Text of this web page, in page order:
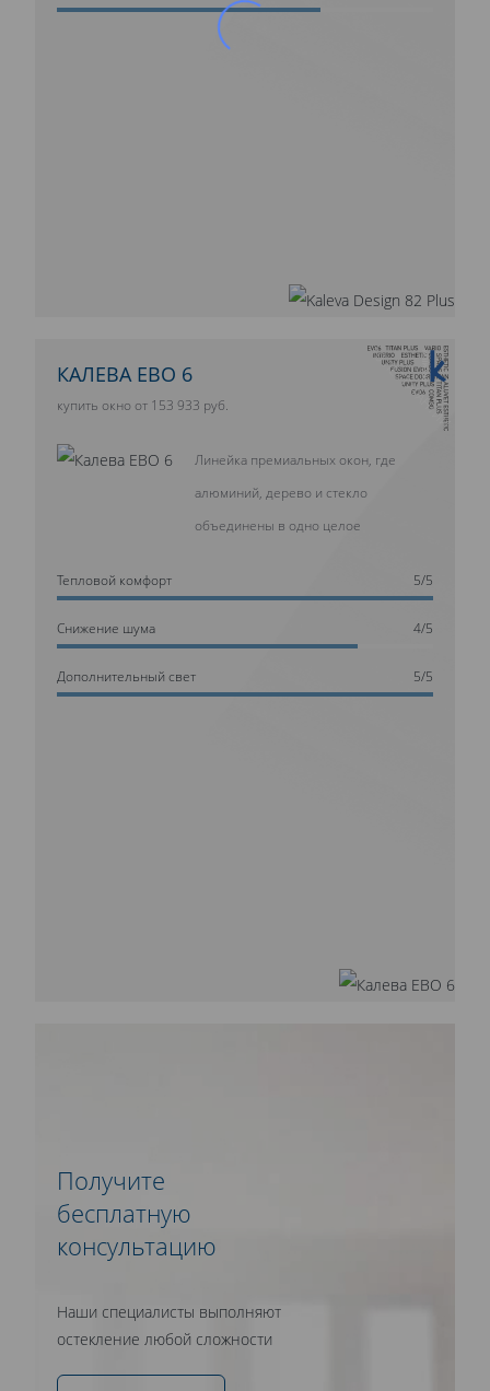
10 ЛЕТ ГАРАНТИИ
КАЛЕВА ЕВО 6
купить окно от 153 933 руб.
Линейка премиальных окон, где
алюминий, дерево и стекло
объединены в одно целое
Тепловой комфорт 5/5
Cнижение шума 4/5
Дополнительный свет 5/5
Получите
бесплатную
консультацию
Наши специалисты выполняют
остекление любой сложности